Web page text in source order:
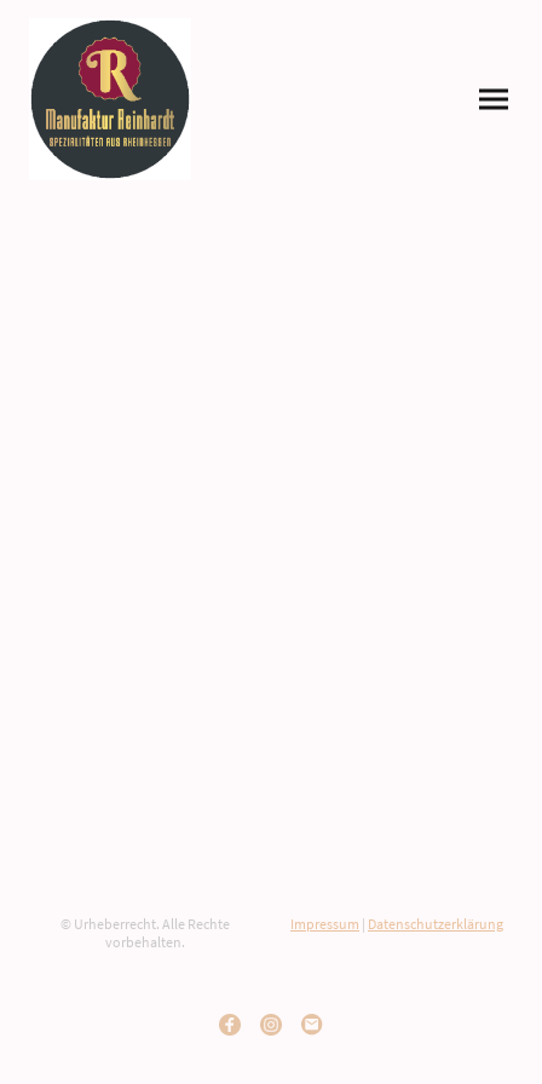
© Urheberrecht. Alle Rechte
vorbehalten.
Impressum | Datenschutzerklärung